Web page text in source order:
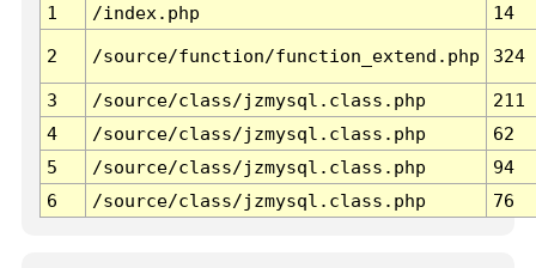
1
/index.php 14
2 /source/function/function_extend.php 324
3 /source/class/jzmysql.class.php
211
4
/source/class/jzmysql.class.php
62
5
/source/class/jzmysql.class.php
94
6
/source/class/jzmysql.class.php 76